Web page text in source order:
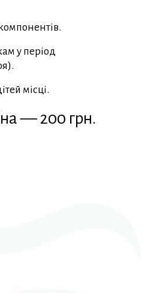
у період
місці.
— 200 грн.